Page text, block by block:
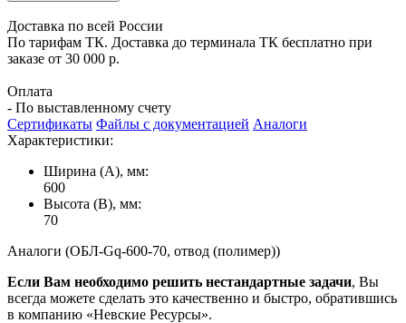
Доставка по всей России
По тарифам ТК. Доставка до терминала ТК бесплатно при
заказе от 30 000 р.
Оплата
- По выставленному счету
Сертификаты Файлы с документацией Аналоги
Характеристики:
Ширина (А), мм:
600
Высота (В), мм:
70
Аналоги (ОБЛ-Gq-600-70, отвод (полимер))
Если Вам необходимо решить нестандартные задачи, Вы
всегда можете сделать это качественно и быстро, обратившись
в компанию «Невские Ресурсы».